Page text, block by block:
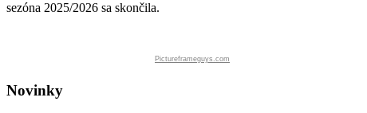
sezóna 2025/2026 sa skončila.
Pictureframeguys.com
Novinky